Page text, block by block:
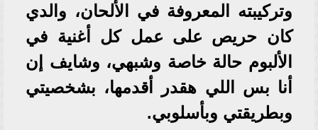
وتركيبته المعروفة في الألحان، والدي
كان حريص على عمل كل أغنية في
الألبوم حالة خاصة وشبهي، وشايف إن
أنا بس اللي هقدر أقدمها، بشخصيتي
وبطريقتي وبأسلوبي.